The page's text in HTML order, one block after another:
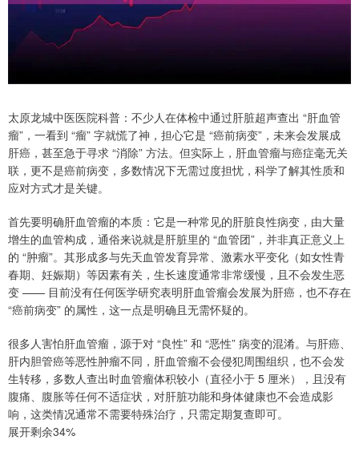
太原龙城中医医院科普：不少人在体检中通过肝脏超声查出 “肝血管
瘤”，一看到 “瘤” 字就慌了神，担心它是 “癌前病变”，未来会发展成
肝癌，甚至急于寻求 “消除” 方法。但实际上，肝血管瘤与癌症毫无关
联，更不是癌前病变，多数情况下无需过度担忧，科学了解其性质和
应对方式才是关键。
首先要明确肝血管瘤的本质：它是一种常见的肝脏良性病变，由大量
增生的血管构成，通俗来说就是肝脏里的 “血管团”，并非真正意义上
的 “肿瘤”。其形成多与先天血管发育异常、激素水平变化（如女性青
春期、妊娠期）等因素有关，生长速度通常非常缓慢，且不会发生恶
变 —— 目前没有任何医学研究表明肝血管瘤会发展为肝癌，也不存在
“癌前病变” 的属性，这一点是明确且无需怀疑的。
很多人害怕肝血管瘤，源于对 “良性” 和 “恶性” 病变的混淆。与肝癌、
肝内胆管癌等恶性肿瘤不同，肝血管瘤不会侵犯周围组织，也不会发
生转移，多数人查出时血管瘤体积较小（直径小于 5 厘米），且没有
腹痛、腹胀等任何不适症状，对肝脏功能和身体健康也不会造成影
响，这类情况通常不需要特殊治疗，只需定期复查即可。
展开剩余34%